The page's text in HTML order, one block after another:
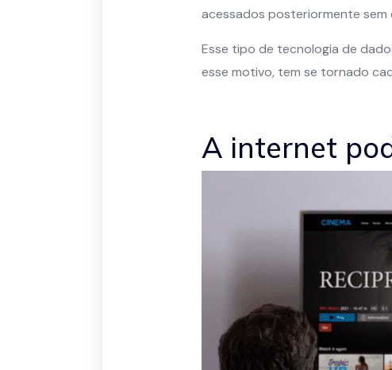
acessados posteriormente sem
Esse tipo de tecnologia de
esse motivo, tem se tornado
A internet